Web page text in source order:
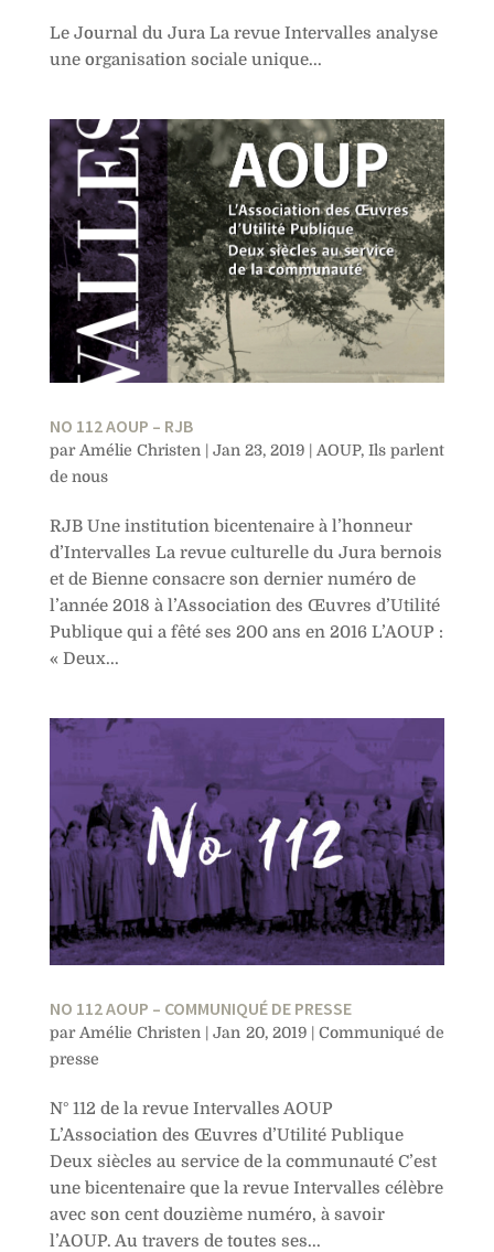
Le Journal du Jura La revue Intervalles analyse
une organisation sociale unique...
NO 112 AOUP – RJB
par Amélie Christen | Jan 23, 2019 | AOUP,Ils parlent
de nous
RJB Une institution bicentenaire à l’honneur
d’Intervalles La revue culturelle du Jura bernois
et de Bienne consacre son dernier numéro de
l’année 2018 à l’Association des Œuvres d’Utilité
Publique qui a fêté ses 200 ans en 2016 L’AOUP :
« Deux...
NO 112 AOUP – COMMUNIQUÉ DE PRESSE
par Amélie Christen |Jan 20, 2019|Communiqué de
presse
N° 112 de la revue Intervalles AOUP
L’Association des Œuvres d’Utilité Publique
Deux siècles au service de la communauté C’est
une bicentenaire que la revue Intervalles célèbre
avec son cent douzième numéro, à savoir
l’AOUP. Au travers de toutes ses...